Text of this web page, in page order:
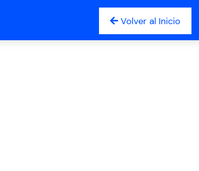
Volver al Inicio